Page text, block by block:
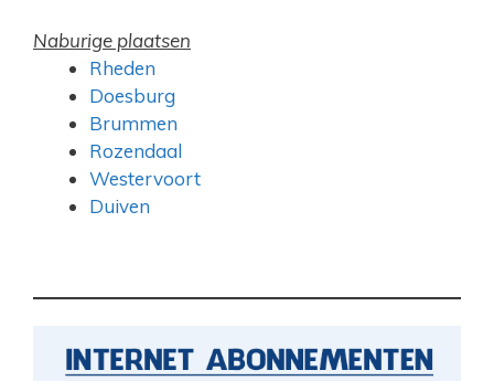
Naburige plaatsen
Rheden
Doesburg
Brummen
Rozendaal
Westervoort
Duiven